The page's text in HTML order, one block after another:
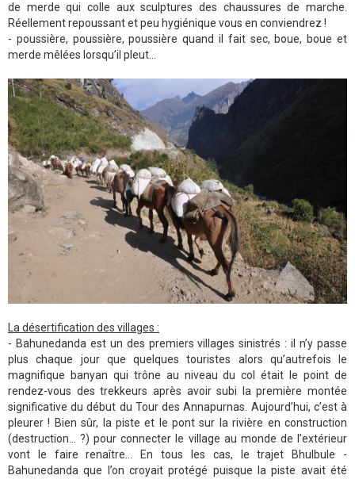
de merde qui colle aux sculptures des chaussures de marche.
Réellement repoussant et peu hygiénique vous en conviendrez !
- poussière, poussière, poussière quand il fait sec, boue, boue et
merde mêlées lorsqu’il pleut…
La désertification des villages :
- Bahunedanda est un des premiers villages sinistrés : il n’y passe
plus chaque jour que quelques touristes alors qu’autrefois le
magnifique banyan qui trône au niveau du col était le point de
rendez-vous des trekkeurs après avoir subi la première montée
significative du début du Tour des Annapurnas. Aujourd’hui, c’est à
pleurer ! Bien sûr, la piste et le pont sur la rivière en construction
(destruction… ?) pour connecter le village au monde de l’extérieur
vont le faire renaître… En tous les cas, le trajet Bhulbule -
Bahunedanda que l’on croyait protégé puisque la piste avait été